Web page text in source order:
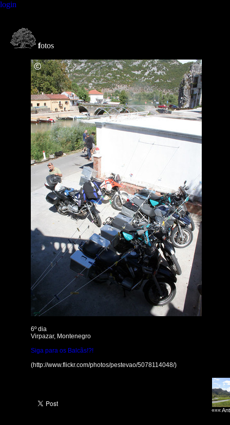
login
fotos
6º dia
Virpazar, Montenegro
Siga para os Balcãs!?!
(http://www.flickr.com/photos/pestevao/5078114048/)
«««